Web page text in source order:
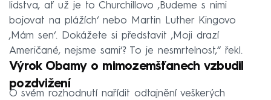
lidstva, ať už je to Churchillovo ‚Budeme s nimi
bojovat na plážích‘ nebo Martin Luther Kingovo
‚Mám sen‘. Dokážete si představit ‚Moji drazí
Američané, nejsme sami‘? To je nesmrtelnost,“ řekl.
Výrok Obamy o mimozemšťanech vzbudil
pozdvižení
O svém rozhodnutí nařídit odtajnění veškerých